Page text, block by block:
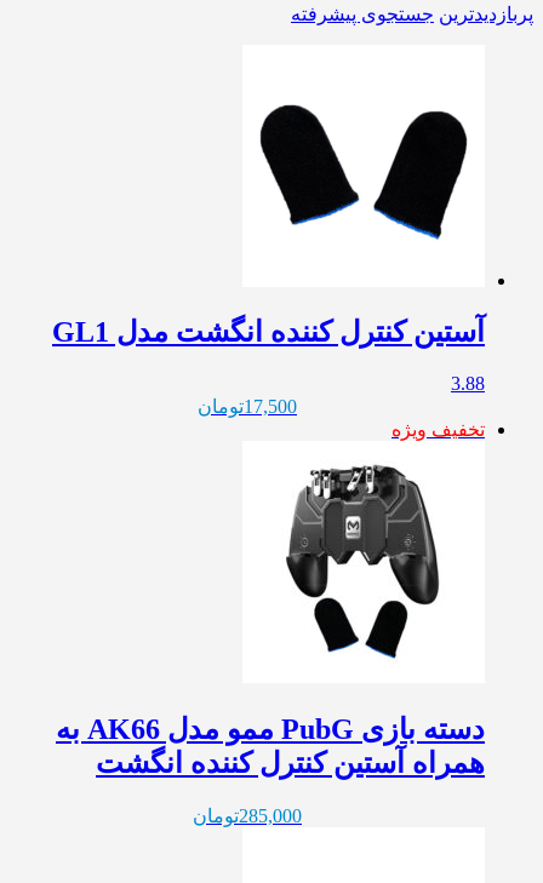
پربازدیدترین جستجوی پیشرفته
آستین کنترل کننده انگشت مدل GL1
3.88
17,500تومان
تخفیف ویژه
دسته بازی PubG ممو مدل AK66 به
همراه آستین کنترل کننده انگشت
285,000تومان